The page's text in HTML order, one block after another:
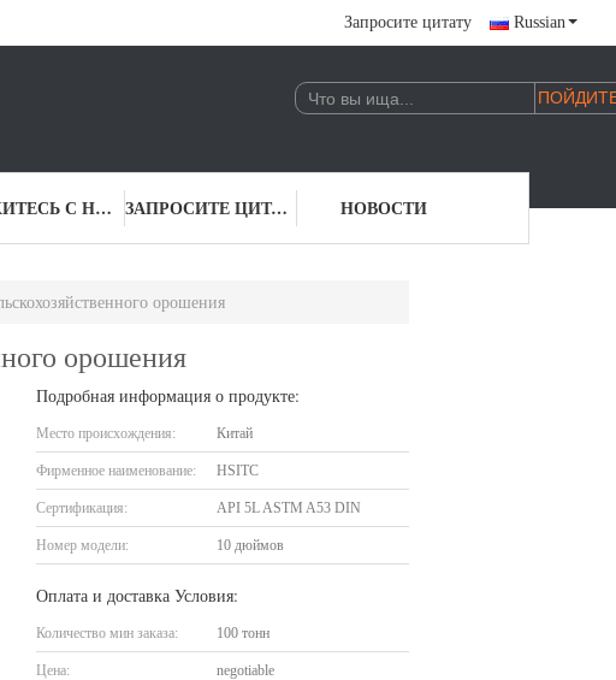
Запросите цитату Russian
СВЯЖИТЕСЬ С НАМИ ЗАПРОСИТЕ ЦИТАТУ НОВОСТИ
орошения
орошения
Подробная информация о продукте:
Место происхождения: Китай
Фирменное наименование: HSITC
Сертификация: API 5L ASTM A53 DIN
Номер модели: 10 дюймов
Оплата и доставка Условия:
Количество мин заказа: 100 тонн
Цена: negotiable